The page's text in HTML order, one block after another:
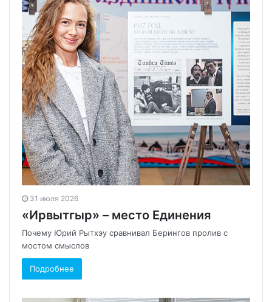
31 июля 2026
«Ирвытгыр» – место Единения
Почему Юрий Рытхэу сравнивал Берингов пролив с
мостом смыслов
Подробнее